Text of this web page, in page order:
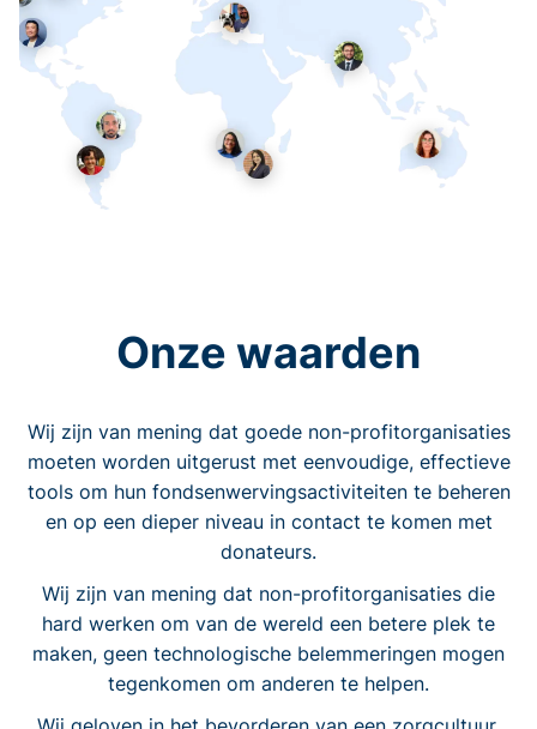
Onze waarden
Wij zijn van mening dat goede non-profitorganisaties
moeten worden uitgerust met eenvoudige, effectieve
tools om hun fondsenwervingsactiviteiten te beheren
en op een dieper niveau in contact te komen met
donateurs.
Wij zijn van mening dat non-profitorganisaties die
hard werken om van de wereld een betere plek te
maken, geen technologische belemmeringen mogen
tegenkomen om anderen te helpen.